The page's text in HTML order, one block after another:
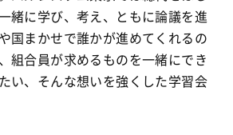
緒に学び、考え、ともに論議を進
国まかせで誰かが進めてくれるの
組合員が求めるものを一緒にでき
い、そんな想いを強くした学習会